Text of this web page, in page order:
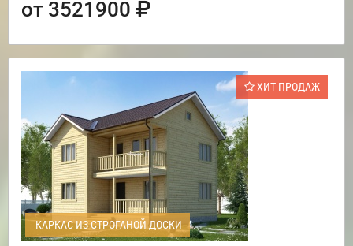
от 3521900
ХИТ ПРОДАЖ
КАРКАС ИЗ СТРОГАНОЙ ДОСКИ